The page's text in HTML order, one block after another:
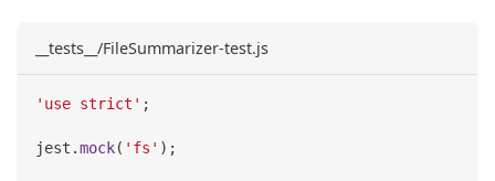
__tests__/FileSummarizer-test.js
'use strict' ;
jest .mock( 'fs' ) ;